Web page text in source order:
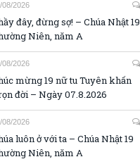
08/2026
đây, đừng sợ! – Chúa Nhật 19
Niên, năm A
08/2026
mừng 19 nữ tu Tuyên khấn
đời – Ngày 07.8.2026
08/2026
luôn ở với ta – Chúa Nhật 19
Niên, năm A